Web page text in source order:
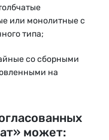
или монолитные с
типа;
со сборными
на
может: